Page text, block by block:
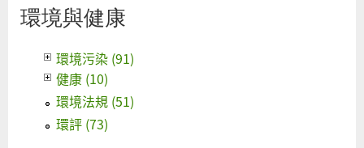
環境與健康
環境污染 (91)
健康 (10)
環境法規 (51)
環評 (73)